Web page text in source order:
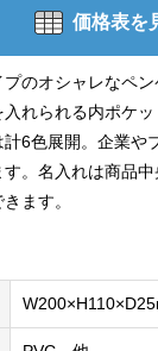
価格表を
のオシャレなペン
れられる内ポケ
6色展開。企業や
。名入れは商品
ます。